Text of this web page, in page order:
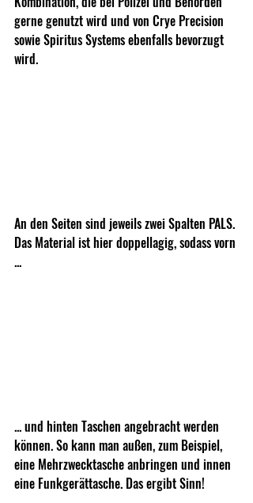
gerne genutzt wird und von Crye Precision
sowie Spiritus Systems ebenfalls bevorzugt
wird.
An den Seiten sind jeweils zwei Spalten PALS.
Das Material ist hier doppellagig, sodass vorn
...
... und hinten Taschen angebracht werden
können. So kann man außen, zum Beispiel,
eine Mehrzwecktasche anbringen und innen
eine Funkgerättasche. Das ergibt Sinn!